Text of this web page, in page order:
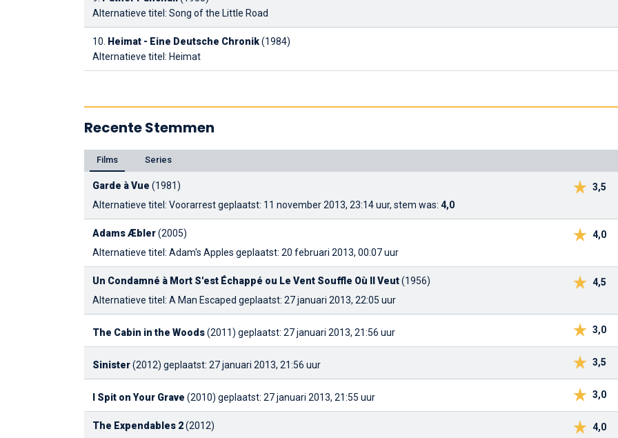
Alternatieve titel: Song of the Little Road
10. Heimat - Eine Deutsche Chronik(1984)
Alternatieve titel: Heimat
Recente Stemmen
Films Series
3,5
Garde à Vue (1981)
Alternatieve titel: Voorarrestgeplaatst: 11 november 2013, 23:14 uur, stem was: 4,0
4,0
Adams Æbler(2005)
Alternatieve titel: Adam's Apples geplaatst: 20 februari 2013, 00:07 uur
4,5
Un Condamné à Mort S'est Échappé ou Le Vent Souffle Où Il Veut(1956)
Alternatieve titel: A Man Escaped geplaatst: 27 januari 2013, 22:05 uur
3,0
The Cabin in the Woods(2011) geplaatst: 27 januari 2013, 21:56 uur
3,5
Sinister(2012) geplaatst: 27 januari 2013, 21:56 uur
3,0
I Spit on Your Grave (2010) geplaatst: 27 januari 2013, 21:55 uur
4,0
The Expendables 2(2012)